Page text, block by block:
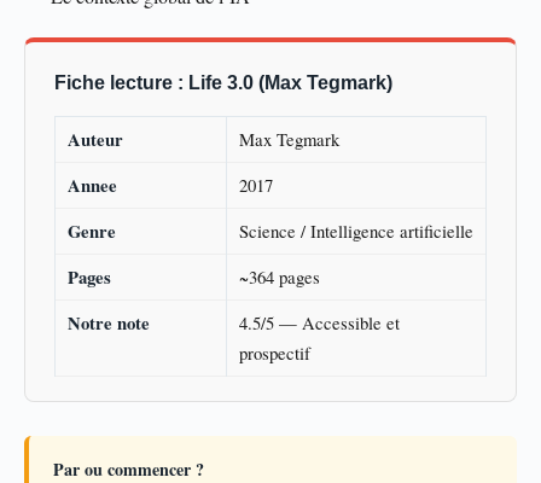
Fiche lecture : Life 3.0 (Max Tegmark)
Auteur Max Tegmark
Annee 2017
Genre Science / Intelligence artificielle
Pages ~364 pages
Notre note
4.5/5 — Accessible et
prospectif
Par ou commencer ?